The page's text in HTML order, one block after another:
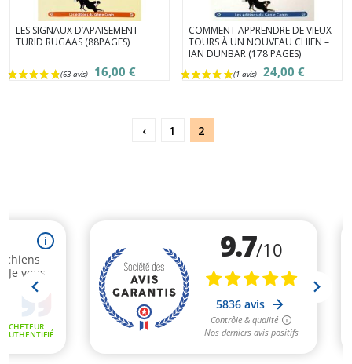
(4 avis)
LES SIGNAUX D’APAISEMENT -
TURID RUGAAS (88PAGES)
16,00 €
COMMENT APPRENDRE DE VIEUX
TOURS À UN NOUVEAU CHIEN –
IAN DUNBAR (178 PAGES)
24,00 €
‹ 1 2